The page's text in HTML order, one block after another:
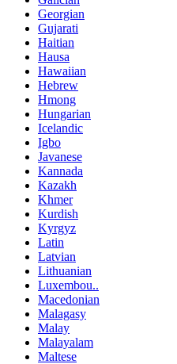
Georgian
Gujarati
Haitian
Hausa
Hawaiian
Hebrew
Hmong
Hungarian
Icelandic
Igbo
Javanese
Kannada
Kazakh
Khmer
Kurdish
Kyrgyz
Latin
Latvian
Lithuanian
Luxembou..
Macedonian
Malagasy
Malay
Malayalam
Maltese